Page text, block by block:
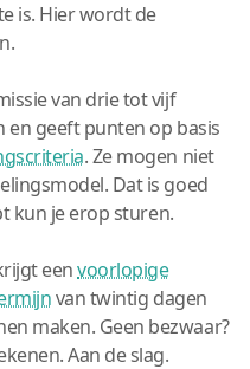
is. Hier wordt de
van drie tot vijf
en geeft punten op basis
. Ze mogen niet
Dat is goed
kun je erop sturen.
eenvoorlopige
van twintig dagen
maken. Geen bezwaar?
Aan de slag.